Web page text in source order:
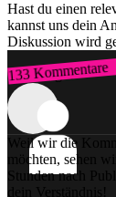
Hast du einen
kannst uns dein
Diskussion wird
133 Kommentare
Zum Login
Weil wir die
möchten, sehen
Stunden nach
dein Verständnis!